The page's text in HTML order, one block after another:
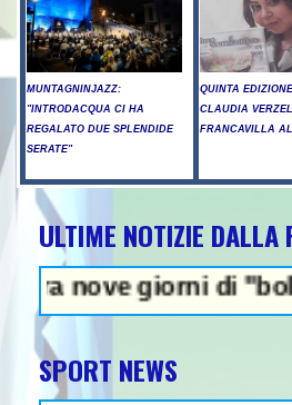
MUNTAGNINJAZZ:
"INTRODACQUA CI HA
REGALATO DUE SPLENDIDE
SERATE"
QUINTA
CLAUDIA
FRANCAVILLA
ULTIME NOTIZIE DALLA
giorni di "bollino
SPORT NEWS